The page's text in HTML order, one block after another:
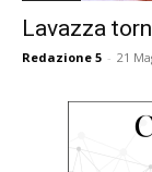
Lavazza
Redazione 5 - 21